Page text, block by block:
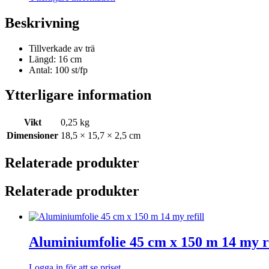
Beskrivning
Tillverkade av trä
Längd: 16 cm
Antal: 100 st/fp
Ytterligare information
Vikt
0,25 kg
Dimensioner 18,5 × 15,7 × 2,5 cm
Relaterade produkter
Relaterade produkter
Aluminiumfolie 45 cm x 150 m 14 my